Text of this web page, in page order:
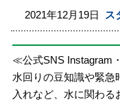
2021年12月19日 ス
≪公式SNS Instagram
水回りの豆知識や緊急
入れなど、水に関わる